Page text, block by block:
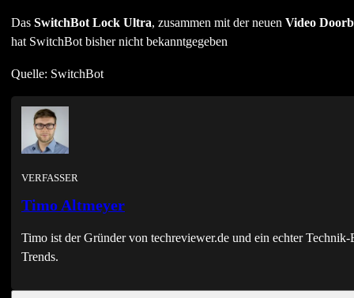
Das SwitchBot Lock Ultra, zusammen mit der neuen Video
hat SwitchBot bisher nicht bekanntgegeben
Quelle: SwitchBot
VERFASSER
Timo Altmeyer
Timo ist der Gründer von techreviewer.de und ein echter
Trends.